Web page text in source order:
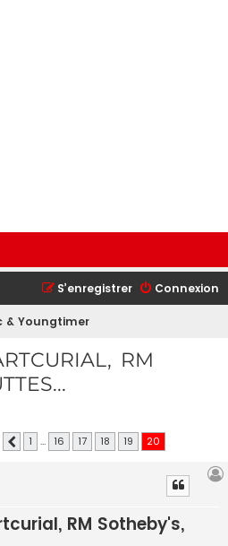
Connexion
S’enregistrer
& Youngtimer
RM
Page 20 sur20
Précédente
1 … 16 17 18 19 20
RM Sotheby's,